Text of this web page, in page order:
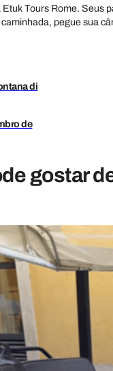
Tours Rome. Seus
pegue sua
di
de
gostar